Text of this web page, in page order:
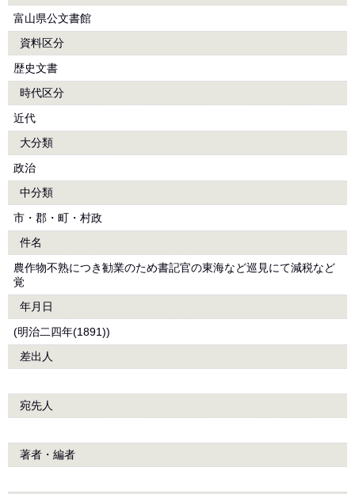
富山県公文書館
資料区分
歴史文書
時代区分
近代
大分類
政治
中分類
市・郡・町・村政
件名
農作物不熟につき勧業のため書記官の東海など巡見にて減税など
覚
年月日
(明治二四年(1891))
差出人
宛先人
著者・編者